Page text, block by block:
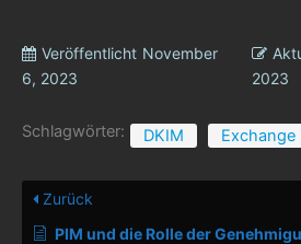
Veröffentlicht November
6, 2023
2023
Schlagwörter: DKIM Exchange
Zurück
PIM und die Rolle der Genehmigung